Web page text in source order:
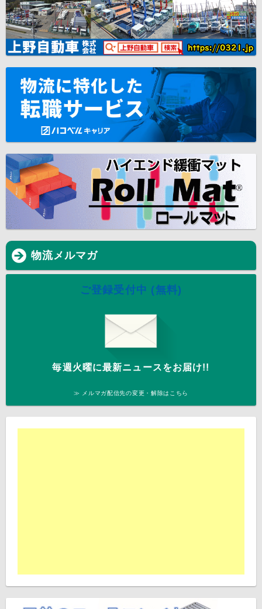
物流メルマガ
ご登録受付中 (無料)
毎週火曜に最新ニュースをお届け!!
≫ メルマガ配信先の変更・解除はこちら